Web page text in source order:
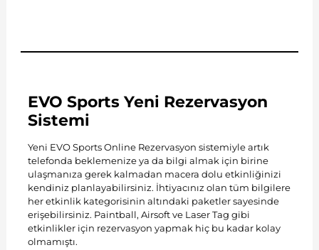
EVO Sports Yeni Rezervasyon
Sistemi
Yeni EVO Sports Online Rezervasyon sistemiyle artık
telefonda beklemenize ya da bilgi almak için birine
ulaşmanıza gerek kalmadan macera dolu etkinliğinizi
kendiniz planlayabilirsiniz. İhtiyacınız olan tüm bilgilere
her etkinlik kategorisinin altındaki paketler sayesinde
erişebilirsiniz. Paintball, Airsoft ve Laser Tag gibi
etkinlikler için rezervasyon yapmak hiç bu kadar kolay
olmamıştı.